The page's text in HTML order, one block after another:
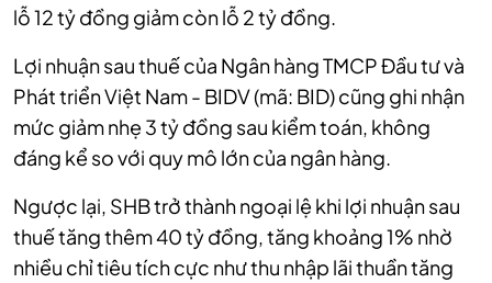
lỗ 12 tỷ đồng giảm còn lỗ 2 tỷ đồng.
Lợi nhuận sau thuế của Ngân hàng TMCP Đầu tư và
Phát triển Việt Nam - BIDV (mã: BID) cũng ghi nhận
mức giảm nhẹ 3 tỷ đồng sau kiểm toán, không
đáng kể so với quy mô lớn của ngân hàng.
Ngược lại, SHB trở thành ngoại lệ khi lợi nhuận sau
thuế tăng thêm 40 tỷ đồng, tăng khoảng 1% nhờ
nhiều chỉ tiêu tích cực như thu nhập lãi thuần tăng